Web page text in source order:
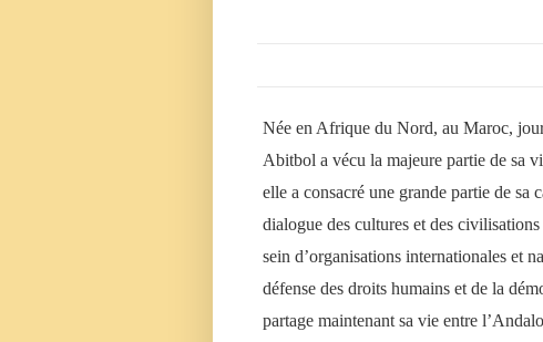
Née en Afrique du Nord, au Maroc,
Abitbol a vécu la majeure partie de sa
elle a consacré une grande partie de sa
dialogue des cultures et des
sein d’organisations internationales et
défense des droits humains et de la
partage maintenant sa vie entre